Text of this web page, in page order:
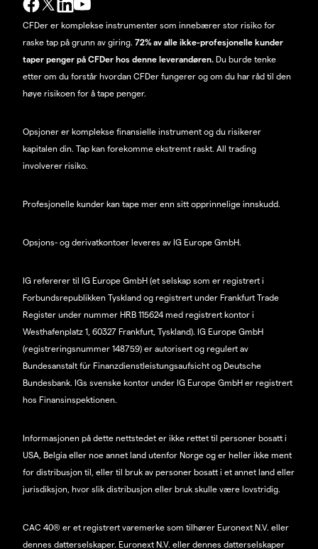
CFDer er komplekse instrumenter som innebærer stor risiko for
raske tap på grunn av giring. 72% av alle ikke-profesjonelle kunder
taper penger på CFDer hos denne leverandøren. Du burde tenke
etter om du forstår hvordan CFDer fungerer og om du har råd til den
høye risikoen for å tape penger.
Opsjoner er komplekse finansielle instrument og du risikerer
kapitalen din. Tap kan forekomme ekstremt raskt. All trading
involverer risiko.
Profesjonelle kunder kan tape mer enn sitt opprinnelige innskudd.
Opsjons- og derivatkontoer leveres av IG Europe GmbH.
IG refererer til IG Europe GmbH (et selskap som er registrert i
Forbundsrepublikken Tyskland og registrert under Frankfurt Trade
Register under nummer HRB 115624 med registrert kontor i
Westhafenplatz 1, 60327 Frankfurt, Tyskland). IG Europe GmbH
(registreringsnummer 148759) er autorisert og regulert av
Bundesanstalt für Finanzdienstleistungsaufsicht og Deutsche
Bundesbank. IGs svenske kontor under IG Europe GmbH er registrert
hos Finansinspektionen.
Informasjonen på dette nettstedet er ikke rettet til personer bosatt i
USA, Belgia eller noe annet land utenfor Norge og er heller ikke ment
for distribusjon til, eller til bruk av personer bosatt i et annet land eller
jurisdiksjon, hvor slik distribusjon eller bruk skulle være lovstridig.
CAC 40® er et registrert varemerke som tilhører Euronext N.V. eller
dennes datterselskaper. Euronext N.V. eller dennes datterselskaper